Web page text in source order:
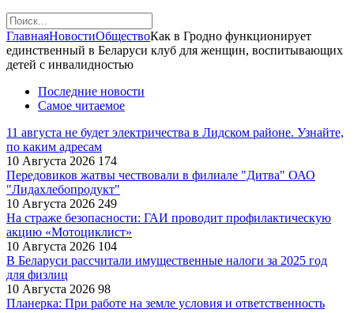
ГлавнаяНовостиОбществоКак в Гродно функционирует
единственный в Беларуси клуб для женщин, воспитывающих
детей с инвалидностью
Последние новости
Самое читаемое
11 августа не будет электричества в Лидском районе. Узнайте,
по каким адресам
10 Августа 2026 174
Передовиков жатвы чествовали в филиале "Дитва" ОАО
"Лидахлебопродукт"
10 Августа 2026 249
На страже безопасности: ГАИ проводит профилактическую
акцию «Мотоциклист»
10 Августа 2026 104
В Беларуси рассчитали имущественные налоги за 2025 год
для физлиц
10 Августа 2026 98
Планерка: При работе на земле условия и ответственность